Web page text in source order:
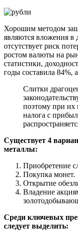
Хорошим методом
являются вложения в
отсутствует риск
ростом валюты на
статистики,
годы составила 84%,
Слитки
поэтому при их
налога с
Существует 4
металлы:
Приобретение
Покупка монет.
Открытие
Владение
Среди ключевых
следует выделить: